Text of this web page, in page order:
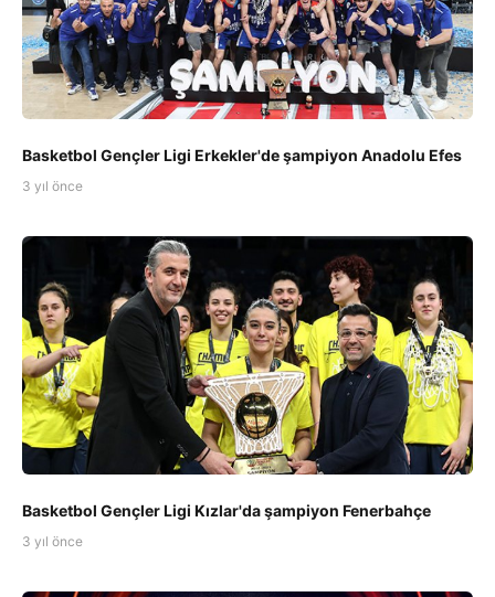
Basketbol Gençler Ligi Erkekler'de şampiyon Anadolu Efes
3 yıl önce
Basketbol Gençler Ligi Kızlar'da şampiyon Fenerbahçe
3 yıl önce